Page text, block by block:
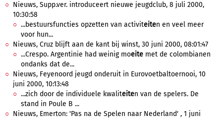
Nieuws, Supp.ver. introduceert nieuwe jeugdclub, 8 juli 2000,
10:30:58
...bestuursfuncties opzetten van activiteiten en veel meer
voor hun...
Nieuws, Cruz blijft aan de kant bij winst, 30 juni 2000, 08:01:47
...Crespo. Argentinie had weinig moeite met de colombianen
ondanks dat de...
Nieuws, Feyenoord jeugd onderuit in Eurovoetbaltoernooi, 10
juni 2000, 10:13:48
...zich door de individuele kwaliteiten van de spelers. De
stand in Poule B ...
Nieuws, Emerton: 'Pas na de Spelen naar Nederland' , 1 juni